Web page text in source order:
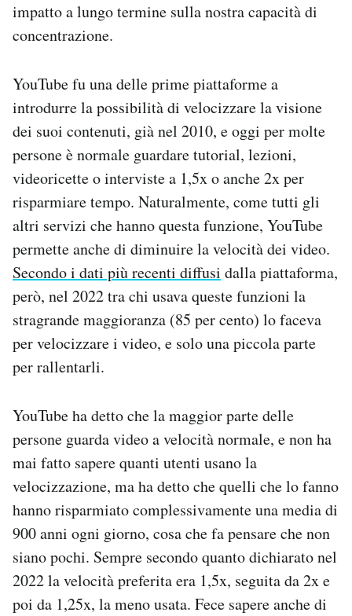
impatto a lungo termine sulla nostra capacità di
concentrazione.
YouTube fu una delle prime piattaforme a
introdurre la possibilità di velocizzare la visione
dei suoi contenuti, già nel 2010, e oggi per molte
persone è normale guardare tutorial, lezioni,
videoricette o interviste a 1,5x o anche 2x per
risparmiare tempo. Naturalmente, come tutti gli
altri servizi che hanno questa funzione, YouTube
permette anche di diminuire la velocità dei video.
Secondo i dati più recenti diffusi dalla piattaforma,
però, nel 2022 tra chi usava queste funzioni la
stragrande maggioranza (85 per cento) lo faceva
per velocizzare i video, e solo una piccola parte
per rallentarli.
YouTube ha detto che la maggior parte delle
persone guarda video a velocità normale, e non ha
mai fatto sapere quanti utenti usano la
velocizzazione, ma ha detto che quelli che lo fanno
hanno risparmiato complessivamente una media di
900 anni ogni giorno, cosa che fa pensare che non
siano pochi. Sempre secondo quanto dichiarato nel
2022 la velocità preferita era 1,5x, seguita da 2x e
poi da 1,25x, la meno usata. Fece sapere anche di